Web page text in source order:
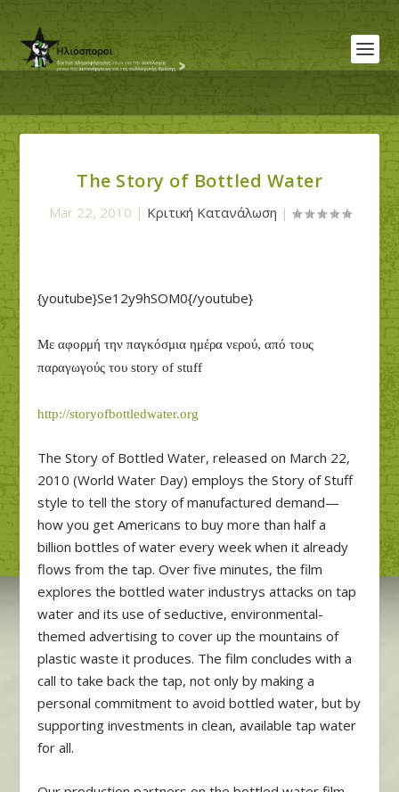
The Story of Bottled Water
Mar 22, 2010 | Κριτική Κατανάλωση |
{youtube}Se12y9hSOM0{/youtube}
Με αφορμή την παγκόσμια ημέρα νερού, από τους
παραγωγούς του story of stuff
http://storyofbottledwater.org
The Story of Bottled Water, released on March 22,
2010 (World Water Day) employs the Story of Stuff
style to tell the story of manufactured demand—
how you get Americans to buy more than half a
billion bottles of water every week when it already
flows from the tap. Over five minutes, the film
explores the bottled water industrys attacks on tap
water and its use of seductive, environmental-
themed advertising to cover up the mountains of
plastic waste it produces. The film concludes with a
call to take back the tap, not only by making a
personal commitment to avoid bottled water, but by
supporting investments in clean, available tap water
for all.